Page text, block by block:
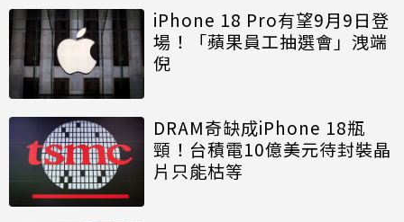
iPhone 18 Pro有望9月9日登
場！「蘋果員工抽選會」洩端
倪
DRAM奇缺成iPhone 18瓶
頸！台積電10億美元待封裝晶
片只能枯等